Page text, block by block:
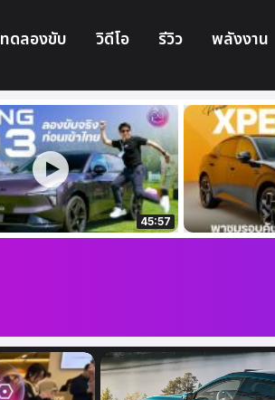
ทดลองขับ วิดีโอ รีวิว พลังงาน
45:57